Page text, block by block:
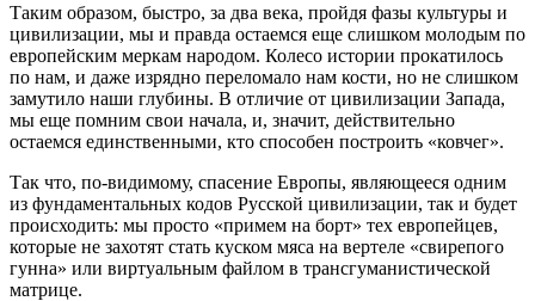
Таким образом, быстро, за два века, пройдя фазы культуры и
цивилизации, мы и правда остаемся еще слишком молодым по
европейским меркам народом. Колесо истории прокатилось
по нам, и даже изрядно переломало нам кости, но не слишком
замутило наши глубины. В отличие от цивилизации Запада,
мы еще помним свои начала, и, значит, действительно
остаемся единственными, кто способен построить «ковчег».
Так что, по-видимому, спасение Европы, являющееся одним
из фундаментальных кодов Русской цивилизации, так и будет
происходить: мы просто «примем на борт» тех европейцев,
которые не захотят стать куском мяса на вертеле «свирепого
гунна» или виртуальным файлом в трансгуманистической
матрице.